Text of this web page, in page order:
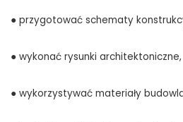
● przygotować schematy
● wykonać rysunki architektoniczne,
● wykorzystywać materiały